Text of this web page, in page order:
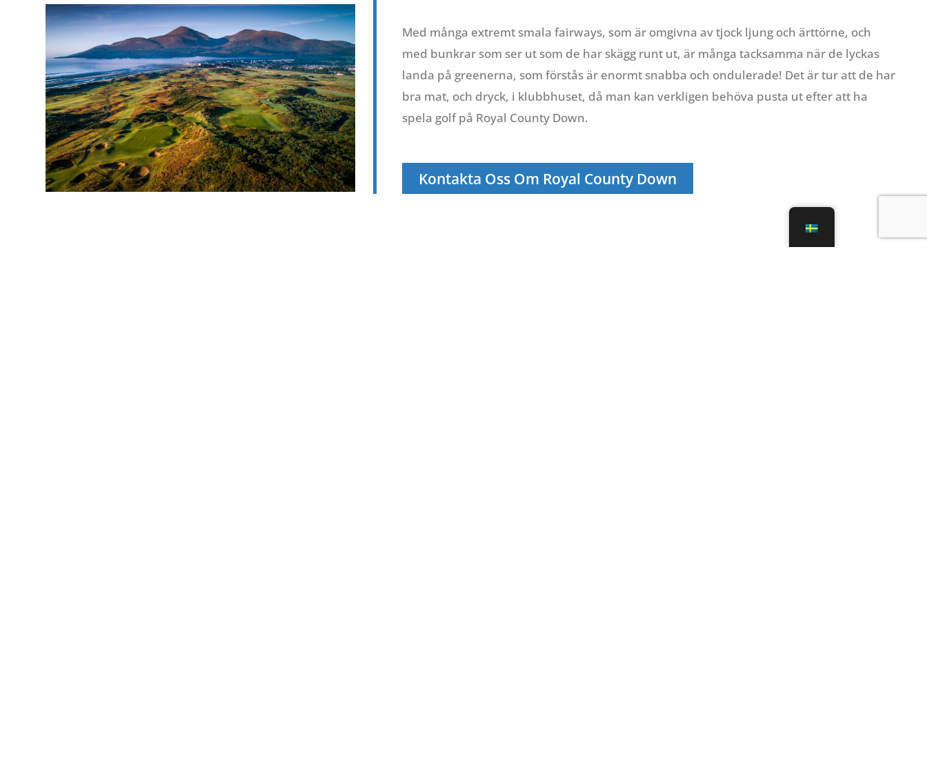
Med många extremt smala fairways, som är omgivna av tjock ljung och ärttörne, och
med bunkrar som ser ut som de har skägg runt ut, är många tacksamma när de lyckas
landa på greenerna, som förstås är enormt snabba och ondulerade! Det är tur att de har
bra mat, och dryck, i klubbhuset, då man kan verkligen behöva pusta ut efter att ha
spela golf på Royal County Down.
Kontakta Oss Om Royal County Down